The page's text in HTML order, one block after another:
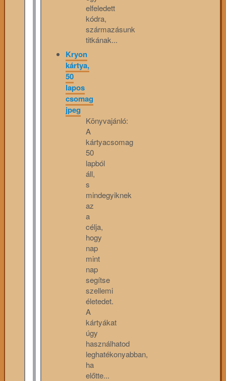
elfeledett
kódra,
származásunk
titkának...
Kryon
kártya,
50
lapos
csomag
jpeg
Könyvajánló:
A
kártyacsomag
50
lapból
áll,
s
mindegyiknek
az
a
célja,
hogy
nap
mint
nap
segítse
szellemi
életedet.
A
kártyákat
úgy
használhatod
leghatékonyabban,
ha
előtte...